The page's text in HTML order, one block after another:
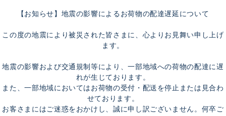
【お知らせ】地震の影響によるお荷物の配達遅延について
この度の地震により被災された皆さまに、心よりお見舞い申し上げ
ます。
地震の影響および交通規制等により、一部地域への荷物の配達に遅
れが生じております。
また、一部地域においてはお荷物の受付・配送を停止または見合わ
せております。
お客さまにはご迷惑をおかけし、誠に申し訳ございません。何卒ご